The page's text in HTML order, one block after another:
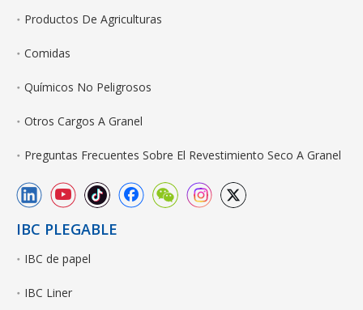
Productos De Agriculturas
Comidas
Químicos No Peligrosos
Otros Cargos A Granel
Preguntas Frecuentes Sobre El Revestimiento Seco A Granel
IBC PLEGABLE
IBC de papel
IBC Liner